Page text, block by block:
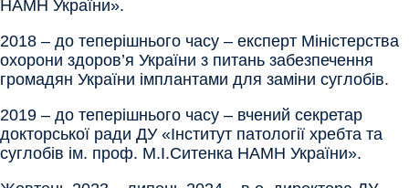
НАМН України».
2018 – до теперішнього часу – експерт Міністерства
охорони здоров’я України з питань забезпечення
громадян України імплантами для заміни суглобів.
2019 – до теперішнього часу – вчений секретар
докторської ради ДУ «Інститут патології хребта та
суглобів ім. проф. М.І.Ситенка НАМН України».